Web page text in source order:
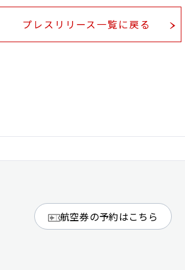
プレスリリース一覧に戻る
航空券の予約はこちら